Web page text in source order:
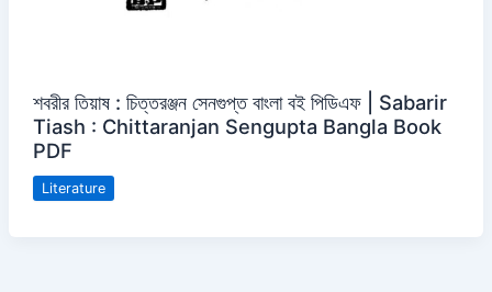
শবরীর তিয়াষ : চিত্তরঞ্জন সেনগুপ্ত বাংলা বই পিডিএফ | Sabarir
Tiash : Chittaranjan Sengupta Bangla Book
PDF
Literature